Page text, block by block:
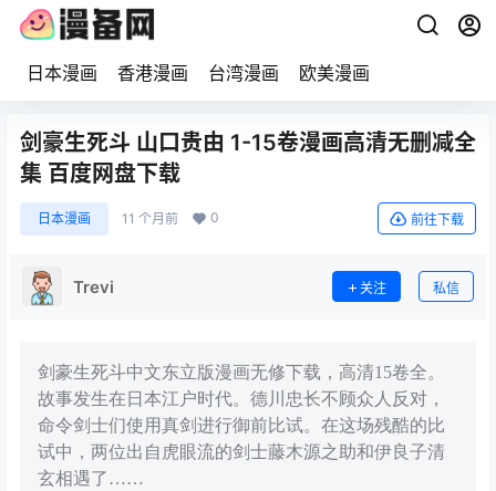
日本漫画 香港漫画 台湾漫画 欧美漫画
剑豪生死斗 山口贵由 1-15卷漫画高清无删减全
集 百度网盘下载
日本漫画 11 个月前 0 前往下载
Trevi 关注 私信
剑豪生死斗中文东立版漫画无修下载，高清15卷全。
故事发生在日本江户时代。德川忠长不顾众人反对，
命令剑士们使用真剑进行御前比试。在这场残酷的比
试中，两位出自虎眼流的剑士藤木源之助和伊良子清
玄相遇了……